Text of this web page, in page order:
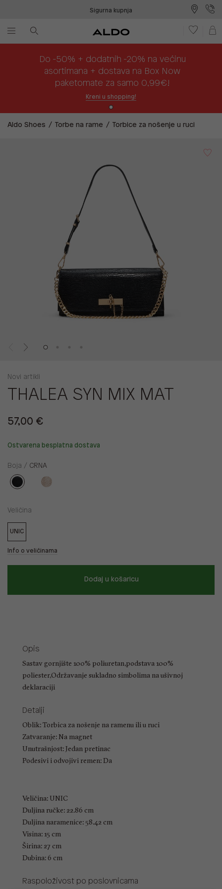
Sigurna kupnja
Do -50% + dodatnih -20% na većinu
asortimana + dostava na Box Now
paketomate za samo 0,99€!
Kreni u shopping!
Aldo Shoes Torbe na rame Torbice za nošenje u ruci
Novi artikli
THALEA SYN MIX MAT
57,00 €
Ostvarena besplatna dostava
Boja / CRNA
Veličina
UNIC
Info o veličinama
Dodaj u košaricu
Opis
Sastav gornjište 100% poliuretan,podstava 100%
poliester,Održavanje sukladno simbolima na ušivnoj
deklaraciji
Detalji
Oblik: Torbica za nošenje na ramenu ili u ruci
Zatvaranje: Na magnet
Unutrašnjost: Jedan pretinac
Podesivi i odvojivi remen: Da
Veličina: UNIC
Duljina ručke: 22.86 cm
Duljina naramenice: 58.42 cm
Visina: 15 cm
Širina: 27 cm
Dubina: 6 cm
Raspoloživost po poslovnicama